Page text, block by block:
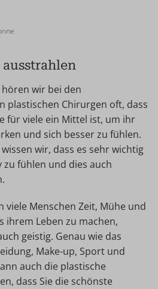
wir bei den
plastischen Chirurgen oft, dass
für viele ein Mittel ist, um ihr
und sich besser zu fühlen.
wir, dass es sehr wichtig
fühlen und dies auch
viele Menschen Zeit, Mühe und
ihrem Leben zu machen,
geistig. Genau wie das
Make-up, Sport und
auch die plastische
dass Sie die schönste